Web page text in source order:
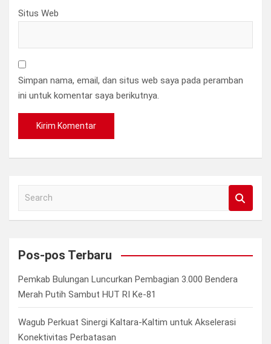
Situs Web
Simpan nama, email, dan situs web saya pada peramban
ini untuk komentar saya berikutnya.
a
c
Pos-pos Terbaru
Pemkab Bulungan Luncurkan Pembagian 3.000 Bendera
Merah Putih Sambut HUT RI Ke-81
Wagub Perkuat Sinergi Kaltara-Kaltim untuk Akselerasi
Konektivitas Perbatasan